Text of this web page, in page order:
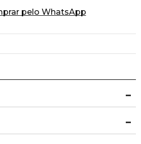
pelo WhatsApp